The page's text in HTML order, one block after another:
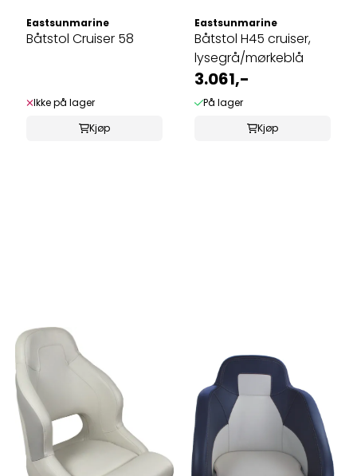
Eastsunmarine
Båtstol Cruiser 58
Ikke på lager
Kjøp
Eastsunmarine
Båtstol H45 cruiser,
lysegrå/mørkeblå
3.061,-
På lager
Kjøp